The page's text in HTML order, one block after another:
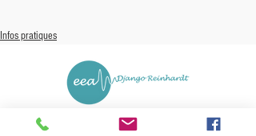
Infos pratiques